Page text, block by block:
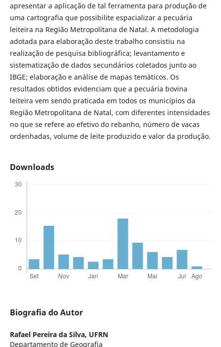
apresentar a aplicação de tal ferramenta para produção de
uma cartografia que possibilite espacializar a pecuária
leiteira na Região Metropolitana de Natal. A metodologia
adotada para elaboração deste trabalho consistiu na
realização de pesquisa bibliográfica; levantamento e
sistematização de dados secundários coletados junto ao
IBGE; elaboração e análise de mapas temáticos. Os
resultados obtidos evidenciam que a pecuária bovina
leiteira vem sendo praticada em todos os municípios da
Região Metropolitana de Natal, com diferentes intensidades
no que se refere ao efetivo do rebanho, número de vacas
ordenhadas, volume de leite produzido e valor da produção.
Downloads
Biografia do Autor
Rafael Pereira da Silva, UFRN
Departamento de Geografia